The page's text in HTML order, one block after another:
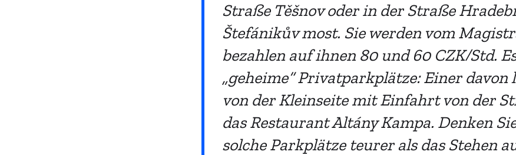
Straße Těšnov oder in der Straße
Štefánikův most. Sie werden vom
bezahlen auf ihnen 80 und 60 CZK/Std.
„geheime“ Privatparkplätze: Einer
von der Kleinseite mit Einfahrt von der
das Restaurant Altány Kampa. Denken
solche Parkplätze teurer als das Stehen